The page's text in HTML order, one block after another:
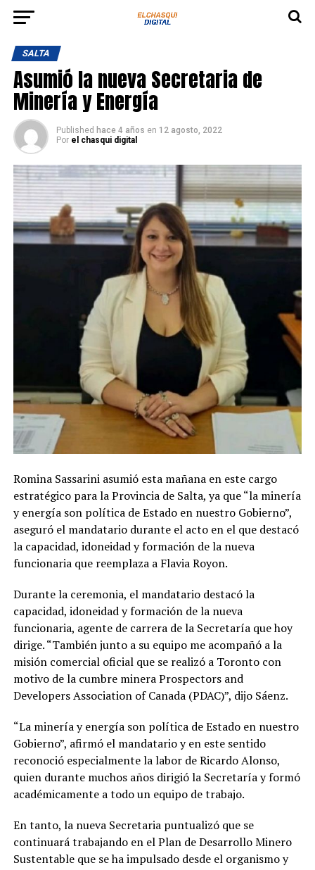
SALTA
Asumió la nueva Secretaria de
Minería y Energía
Published hace 4 años en 12 agosto, 2022
Por el chasqui digital
Romina Sassarini asumió esta mañana en este cargo
estratégico para la Provincia de Salta, ya que “la minería
y energía son política de Estado en nuestro Gobierno”,
aseguró el mandatario durante el acto en el que destacó
la capacidad, idoneidad y formación de la nueva
funcionaria que reemplaza a Flavia Royon.
Durante la ceremonia, el mandatario destacó la
capacidad, idoneidad y formación de la nueva
funcionaria, agente de carrera de la Secretaría que hoy
dirige. “También junto a su equipo me acompañó a la
misión comercial oficial que se realizó a Toronto con
motivo de la cumbre minera Prospectors and
Developers Association of Canada (PDAC)”, dijo Sáenz.
“La minería y energía son política de Estado en nuestro
Gobierno”, afirmó el mandatario y en este sentido
reconoció especialmente la labor de Ricardo Alonso,
quien durante muchos años dirigió la Secretaría y formó
académicamente a todo un equipo de trabajo.
En tanto, la nueva Secretaria puntualizó que se
continuará trabajando en el Plan de Desarrollo Minero
Sustentable que se ha impulsado desde el organismo y